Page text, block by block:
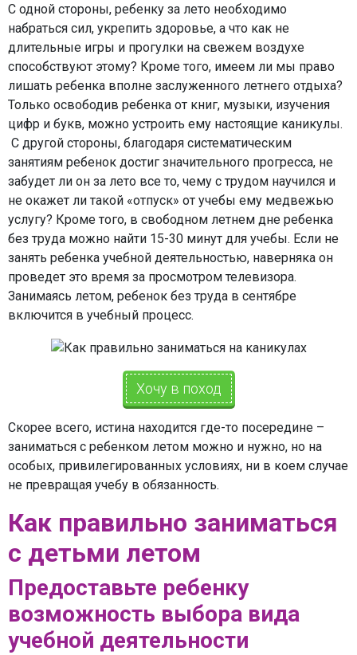
С одной стороны, ребенку за лето необходимо
набраться сил, укрепить здоровье, а что как не
длительные игры и прогулки на свежем воздухе
способствуют этому? Кроме того, имеем ли мы право
лишать ребенка вполне заслуженного летнего отдыха?
Только освободив ребенка от книг, музыки, изучения
цифр и букв, можно устроить ему настоящие каникулы.
С другой стороны, благодаря систематическим
занятиям ребенок достиг значительного прогресса, не
забудет ли он за лето все то, чему с трудом научился и
не окажет ли такой «отпуск» от учебы ему медвежью
услугу? Кроме того, в свободном летнем дне ребенка
без труда можно найти 15-30 минут для учебы. Если не
занять ребенка учебной деятельностью, наверняка он
проведет это время за просмотром телевизора.
Занимаясь летом, ребенок без труда в сентябре
включится в учебный процесс.
Хочу в поход
Скорее всего, истина находится где-то посередине –
заниматься с ребенком летом можно и нужно, но на
особых, привилегированных условиях, ни в коем случае
не превращая учебу в обязанность.
Как правильно заниматься
с детьми летом
Предоставьте ребенку
возможность выбора вида
учебной деятельности